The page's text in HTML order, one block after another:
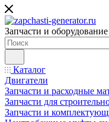
Запчасти и
Каталог
Двигатели
Запчасти и расходные
Запчасти для
Запчасти и